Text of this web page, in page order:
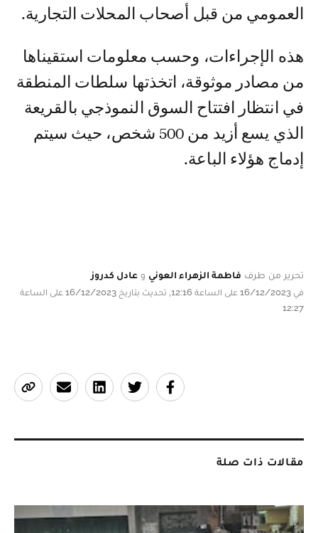
العمومي من قبل أصحاب المحلات التجارية.
هذه الإجراءات، وحسب معلومات استقيناها
من مصادر موثوقة، اتخذتها سلطات المنطقة
في انتظار افتتاح السوق النموذجي بالقريعة
الذي يسع أزيد من 500 شخص، حيث سيتم
إدماج هؤلاء الباعة.
تحرير من طرف فاطمة الزهراء العوني و عادل كدروز
في 16/12/2023 على الساعة 12:16, تحديث بتاريخ 16/12/2023 على الساعة
12:27
مقالات ذات صلة